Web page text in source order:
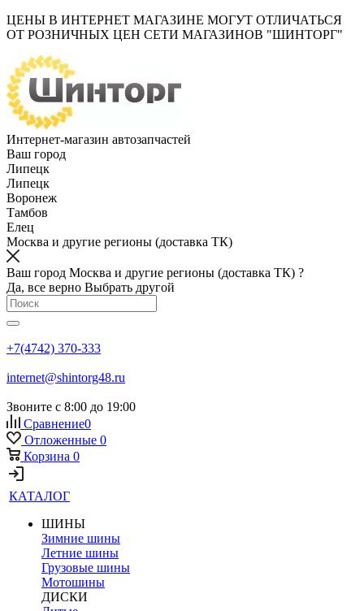
ЦЕНЫ В ИНТЕРНЕТ МАГАЗИНЕ МОГУТ ОТЛИЧАТЬСЯ
ОТ РОЗНИЧНЫХ ЦЕН СЕТИ МАГАЗИНОВ "ШИНТОРГ"
Интернет-магазин автозапчастей
Ваш город
Липецк
Липецк
Воронеж
Тамбов
Елец
Москва и другие регионы (доставка ТК)
Ваш город Москва и другие регионы (доставка ТК) ?
Да, все верно Выбрать другой
+7(4742) 370-333
internet@shintorg48.ru
Звоните с 8:00 до 19:00
Сравнение0
Отложенные 0
Корзина 0
КАТАЛОГ
ШИНЫ
Зимние шины
Летние шины
Грузовые шины
Мотошины
ДИСКИ